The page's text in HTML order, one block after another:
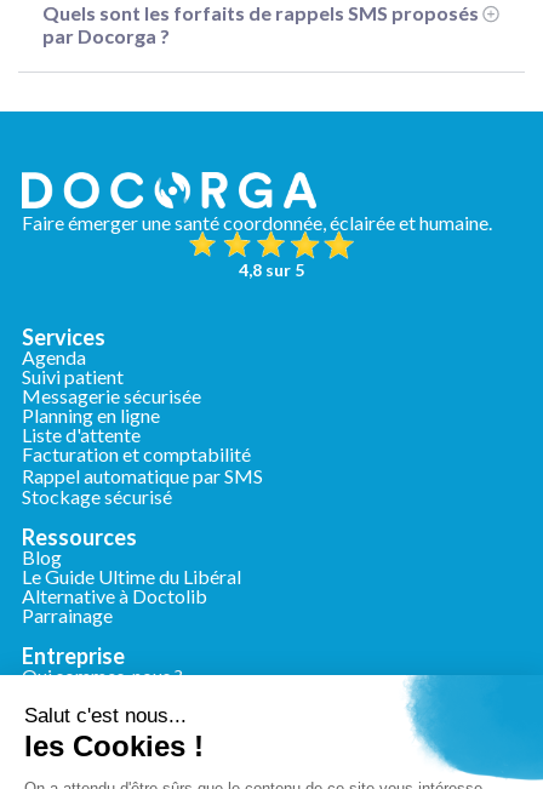
Salut c'est nous...
les Cookies !
Quels sont les forfaits de rappels SMS proposés
par Docorga ?
Faire émerger une santé coordonnée, éclairée et humaine.
4,8 sur 5
Services
Agenda
Suivi patient
Messagerie sécurisée
Planning en ligne
Liste d'attente
Facturation et comptabilité
Rappel automatique par SMS
Stockage sécurisé
Ressources
Blog
Le Guide Ultime du Libéral
Alternative à Doctolib
Parrainage
Entreprise
Qui sommes-nous ?
Presse
Conformité